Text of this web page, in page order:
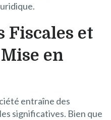
Fiscales et
en
entraîne des
significatives. Bien que